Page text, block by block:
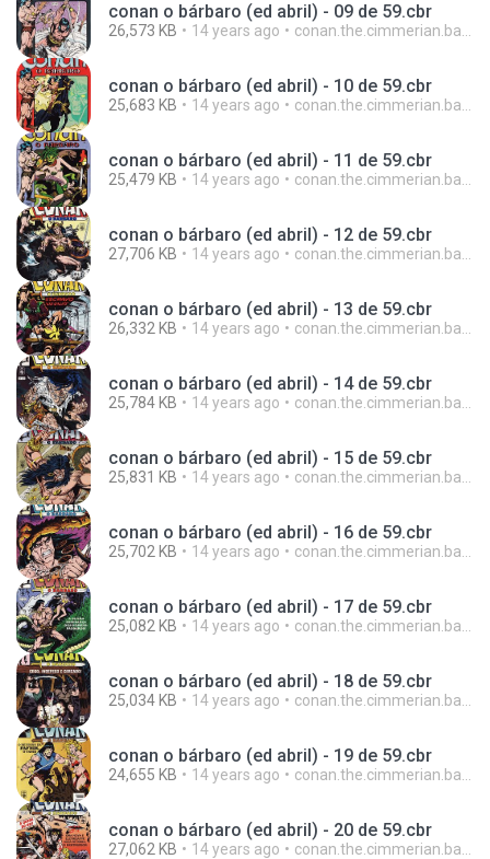
conan o bárbaro (ed abril) - 09 de 59.cbr
26,573 KB 14 years ago conan.the.cimmerian.barbarian
conan o bárbaro (ed abril) - 10 de 59.cbr
25,683 KB 14 years ago conan.the.cimmerian.barbarian
conan o bárbaro (ed abril) - 11 de 59.cbr
25,479 KB 14 years ago conan.the.cimmerian.barbarian
conan o bárbaro (ed abril) - 12 de 59.cbr
27,706 KB 14 years ago conan.the.cimmerian.barbarian
conan o bárbaro (ed abril) - 13 de 59.cbr
26,332 KB 14 years ago conan.the.cimmerian.barbarian
conan o bárbaro (ed abril) - 14 de 59.cbr
25,784 KB 14 years ago conan.the.cimmerian.barbarian
conan o bárbaro (ed abril) - 15 de 59.cbr
25,831 KB 14 years ago conan.the.cimmerian.barbarian
conan o bárbaro (ed abril) - 16 de 59.cbr
25,702 KB 14 years ago conan.the.cimmerian.barbarian
conan o bárbaro (ed abril) - 17 de 59.cbr
25,082 KB 14 years ago conan.the.cimmerian.barbarian
conan o bárbaro (ed abril) - 18 de 59.cbr
25,034 KB 14 years ago conan.the.cimmerian.barbarian
conan o bárbaro (ed abril) - 19 de 59.cbr
24,655 KB 14 years ago conan.the.cimmerian.barbarian
conan o bárbaro (ed abril) - 20 de 59.cbr
27,062 KB 14 years ago conan.the.cimmerian.barbarian